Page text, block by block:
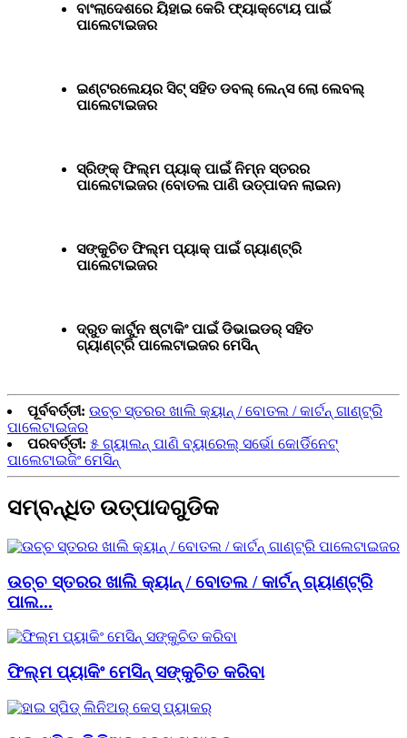
ବାଂଲାଦେଶରେ ୟିହାଇ କେରି ଫ୍ୟାକ୍ଟୋୟ ପାଇଁ
ପାଲେଟାଇଜର
ଇଣ୍ଟରଲେୟର ସିଟ୍ ସହିତ ଡବଲ୍ ଲେନ୍ସ ଲୋ ଲେବଲ୍
ପାଲେଟାଇଜର
ସ୍ରିଙ୍କ୍ ଫିଲ୍ମ ପ୍ୟାକ୍ ପାଇଁ ନିମ୍ନ ସ୍ତରର
ପାଲେଟାଇଜର (ବୋତଲ ପାଣି ଉତ୍ପାଦନ ଲାଇନ)
ସଙ୍କୁଚିତ ଫିଲ୍ମ ପ୍ୟାକ୍ ପାଇଁ ଗ୍ୟାଣ୍ଟ୍ରି
ପାଲେଟାଇଜର
ଦ୍ରୁତ କାର୍ଟୁନ ଷ୍ଟାକିଂ ପାଇଁ ଡିଭାଇଡର୍ ସହିତ
ଗ୍ୟାଣ୍ଟ୍ରି ପାଲେଟାଇଜର ମେସିନ୍
ପୂର୍ବବର୍ତ୍ତୀ: ଉଚ୍ଚ ସ୍ତରର ଖାଲି କ୍ୟାନ୍ / ବୋତଲ / କାର୍ଟନ୍ ଗାଣ୍ଟ୍ରି
ପାଲେଟାଇଜର
ପରବର୍ତ୍ତୀ: ୫ ଗ୍ୟାଲନ୍ ପାଣି ବ୍ୟାରେଲ୍ ସର୍ଭୋ କୋର୍ଡିନେଟ୍
ପାଲେଟାଇଜିଂ ମେସିନ୍
ସମ୍ବନ୍ଧିତ ଉତ୍ପାଦଗୁଡିକ
ଉଚ୍ଚ ସ୍ତରର ଖାଲି କ୍ୟାନ୍ / ବୋତଲ / କାର୍ଟନ୍ ଗ୍ୟାଣ୍ଟ୍ରି
ପାଲ...
ଫିଲ୍ମ ପ୍ୟାକିଂ ମେସିନ୍ ସଙ୍କୁଚିତ କରିବା